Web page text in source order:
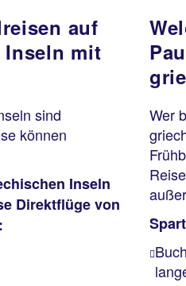
auf
mit
sind
können
Inseln
Direktflüge von
Wer